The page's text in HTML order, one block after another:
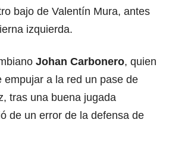
bajo de Valentín Mura, antes
izquierda.
Johan Carbonero, quien
empujar a la red un pase de
tras una buena jugada
de un error de la defensa de